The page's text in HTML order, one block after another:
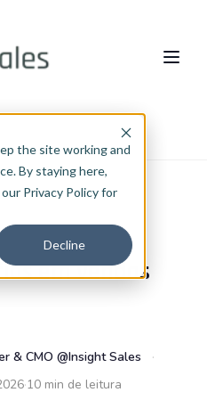
the site working and
By staying here,
Privacy Policy for
Decline
em vendas
& CMO @Insight Sales
10 min de leitura